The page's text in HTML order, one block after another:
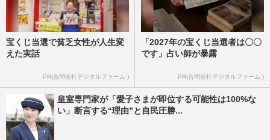
宝くじ当選で貧乏女性が人生変
えた実話
PR(合同会社デジタルファーム )
「2027年の宝くじ当選者は〇〇
です」占い師が暴露
PR(合同会社デジタルファーム )
皇室専門家が「愛子さまが即位する可能性は100%な
い」断言する“理由”と自民圧勝...